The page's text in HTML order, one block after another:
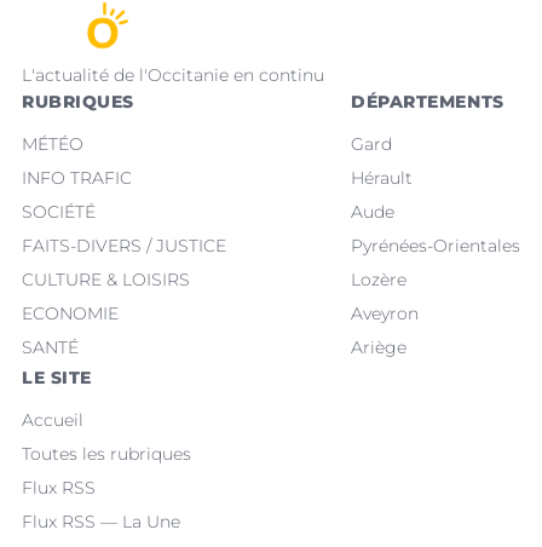
L'actualité de l'Occitanie en continu
RUBRIQUES
MÉTÉO
INFO TRAFIC
SOCIÉTÉ
FAITS-DIVERS / JUSTICE
CULTURE & LOISIRS
ECONOMIE
SANTÉ
DÉPARTEMENTS
Gard
Hérault
Aude
Pyrénées-Orientales
Lozère
Aveyron
Ariège
LE SITE
Accueil
Toutes les rubriques
Flux RSS
Flux RSS — La Une